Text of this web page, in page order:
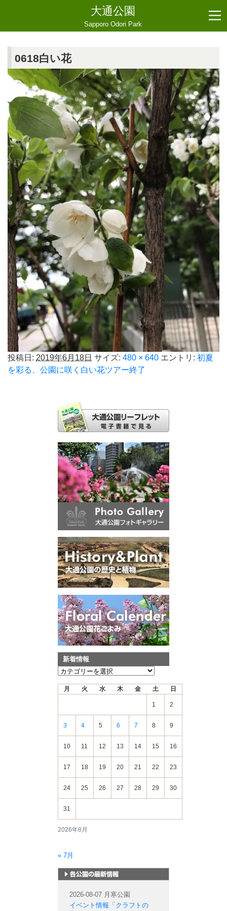
大通公園
Sapporo Odori Park
0618白い花
投稿日: 2019年6月18日 サイズ: 480 × 640 エントリ: 初夏
を彩る、公園に咲く白い花ツアー終了
新着情報
新
2026年8月
月 火 水 木 金 土 日
1 2
3 4 5 6 7 8 9
10 11 12 13 14 15 16
17 18 19 20 21 22 23
24 25 26 27 28 29 30
31
« 7月
2026-08-07 月寒公園
イベント情報「クラフトの